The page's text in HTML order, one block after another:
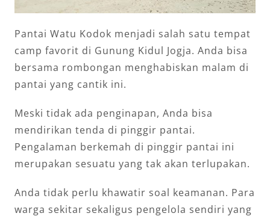
Pantai Watu Kodok menjadi salah satu tempat
camp favorit di Gunung Kidul Jogja. Anda bisa
bersama rombongan menghabiskan malam di
pantai yang cantik ini.
Meski tidak ada penginapan, Anda bisa
mendirikan tenda di pinggir pantai.
Pengalaman berkemah di pinggir pantai ini
merupakan sesuatu yang tak akan terlupakan.
Anda tidak perlu khawatir soal keamanan. Para
warga sekitar sekaligus pengelola sendiri yang